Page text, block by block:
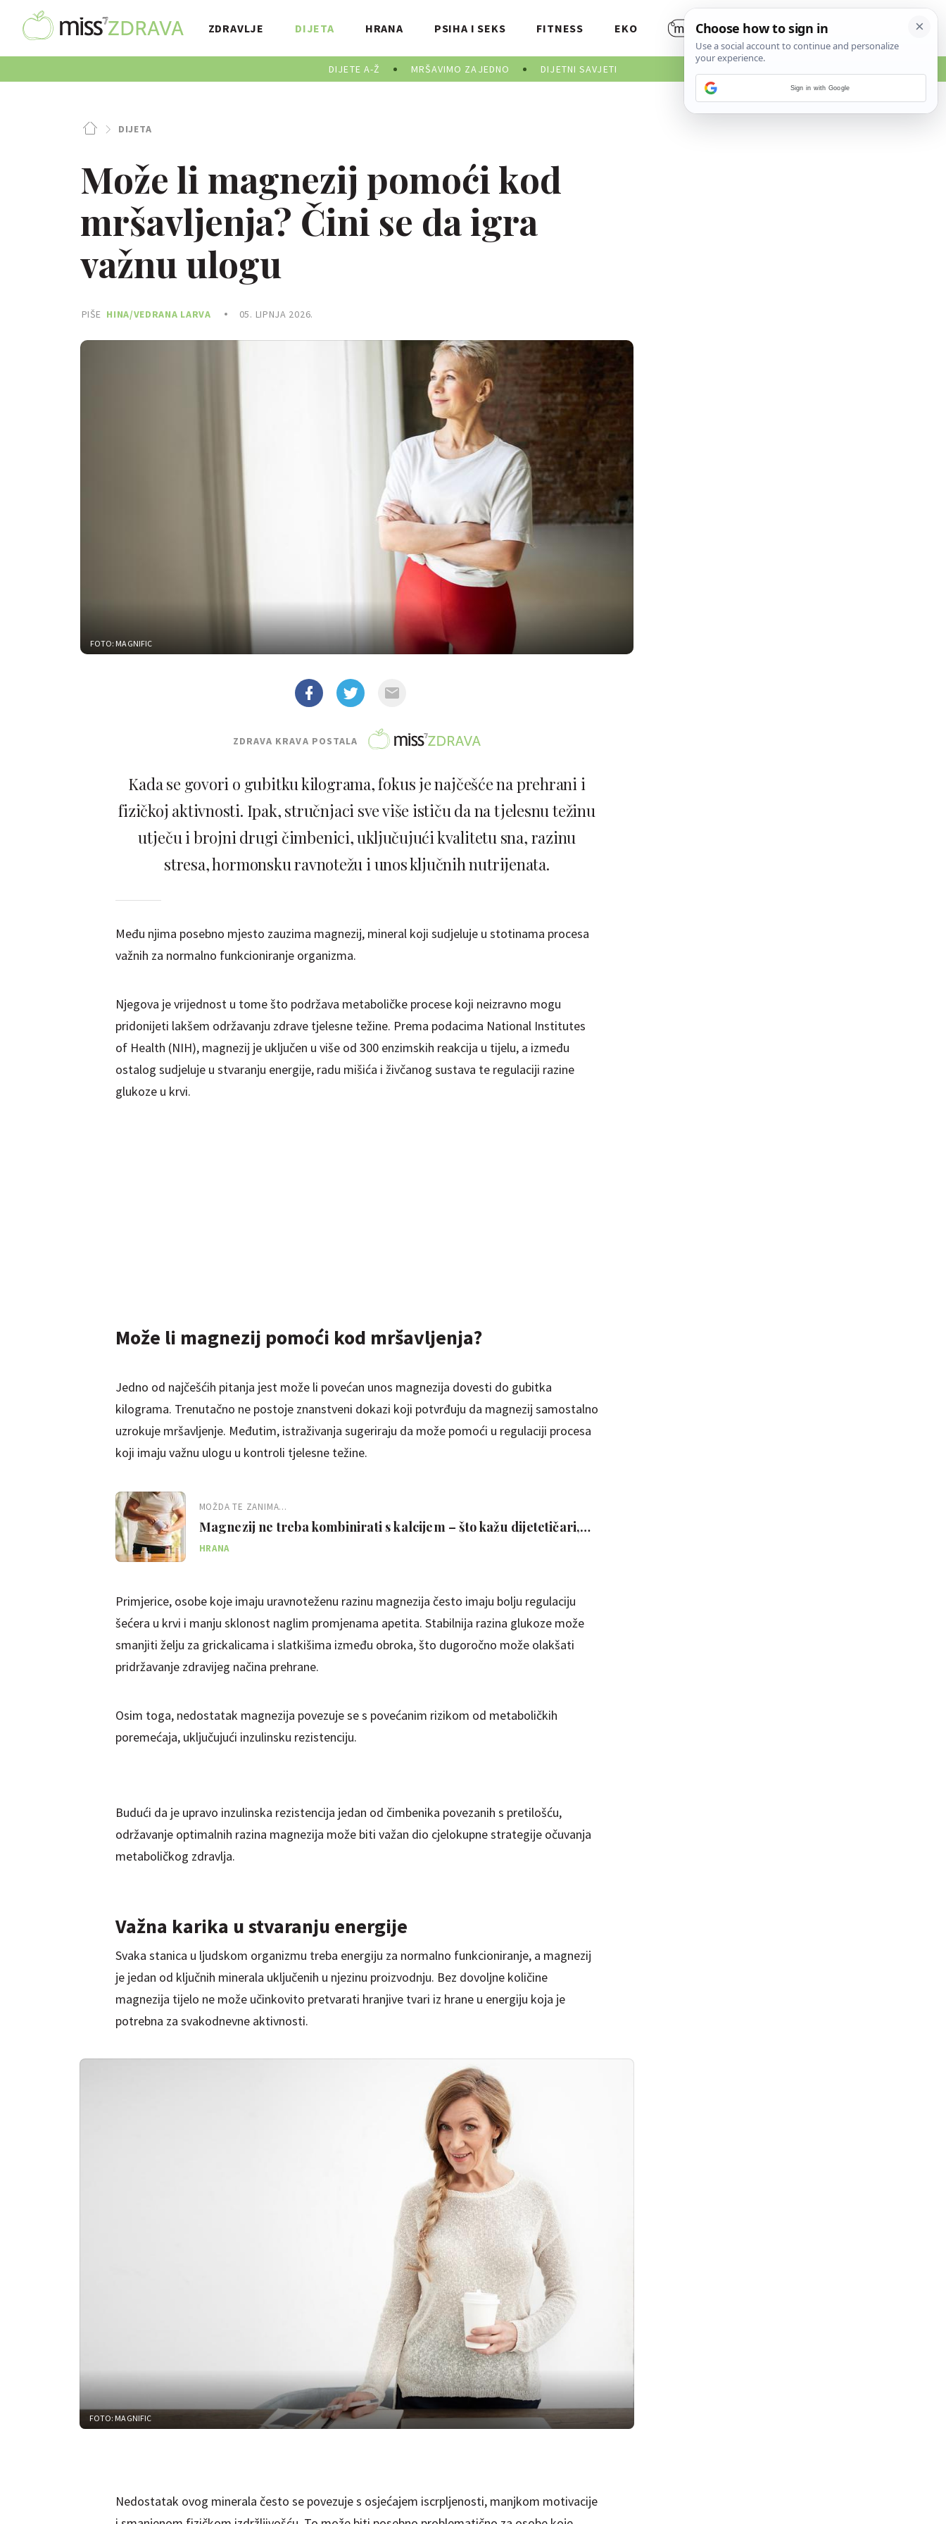
ZDRAVLJE DIJETA
DIJETE A-Ž MRŠAVIMO ZAJEDNO DIJETNI SAVJETI
HRANA PSIHA I SEKS FITNESS EKO
DIJETA
Može li magnezij pomoći kod
mršavljenja? Čini se da igra
važnu ulogu
PIŠE HINA/VEDRANA LARVA 05. LIPNJA 2026.
FOTO: MAGNIFIC
ZDRAVA KRAVA POSTALA
Kada se govori o gubitku kilograma, fokus je najčešće na prehrani i
fizičkoj aktivnosti. Ipak, stručnjaci sve više ističu da na tjelesnu težinu
utječu i brojni drugi čimbenici, uključujući kvalitetu sna, razinu
stresa, hormonsku ravnotežu i unos ključnih nutrijenata.
Među njima posebno mjesto zauzima magnezij, mineral koji sudjeluje u stotinama procesa
važnih za normalno funkcioniranje organizma.
Njegova je vrijednost u tome što podržava metaboličke procese koji neizravno mogu
pridonijeti lakšem održavanju zdrave tjelesne težine. Prema podacima National Institutes
of Health (NIH), magnezij je uključen u više od 300 enzimskih reakcija u tijelu, a između
ostalog sudjeluje u stvaranju energije, radu mišića i živčanog sustava te regulaciji razine
glukoze u krvi.
Može li magnezij pomoći kod mršavljenja?
Jedno od najčešćih pitanja jest može li povećan unos magnezija dovesti do gubitka
kilograma. Trenutačno ne postoje znanstveni dokazi koji potvrđuju da magnezij samostalno
uzrokuje mršavljenje. Međutim, istraživanja sugeriraju da može pomoći u regulaciji procesa
koji imaju važnu ulogu u kontroli tjelesne težine.
MOŽDA TE ZANIMA...
Magnezij ne treba kombinirati s kalcijem – što kažu dijetetičari,
zašto
HRANA
Primjerice, osobe koje imaju uravnoteženu razinu magnezija često imaju bolju regulaciju
šećera u krvi i manju sklonost naglim promjenama apetita. Stabilnija razina glukoze može
smanjiti želju za grickalicama i slatkišima između obroka, što dugoročno može olakšati
pridržavanje zdravijeg načina prehrane.
Osim toga, nedostatak magnezija povezuje se s povećanim rizikom od metaboličkih
poremećaja, uključujući inzulinsku rezistenciju.
Budući da je upravo inzulinska rezistencija jedan od čimbenika povezanih s pretilošću,
održavanje optimalnih razina magnezija može biti važan dio cjelokupne strategije očuvanja
metaboličkog zdravlja.
Važna karika u stvaranju energije
Svaka stanica u ljudskom organizmu treba energiju za normalno funkcioniranje, a magnezij
je jedan od ključnih minerala uključenih u njezinu proizvodnju. Bez dovoljne količine
magnezija tijelo ne može učinkovito pretvarati hranjive tvari iz hrane u energiju koja je
potrebna za svakodnevne aktivnosti.
FOTO: MAGNIFIC
Nedostatak ovog minerala često se povezuje s osjećajem iscrpljenosti, manjkom motivacije
Sign in with Google